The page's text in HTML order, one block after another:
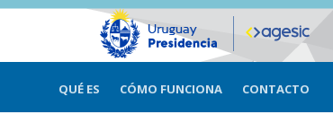
QUÉ ES CÓMO FUNCIONA CONTACTO